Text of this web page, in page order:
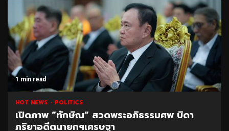
1 min read
HOT NEWS POLITICS
เปิดภาพ “ทักษิณ” สวดพระอภิธรรมศพ บิดา
ภริยาอดีตนายกฯเศรษฐา